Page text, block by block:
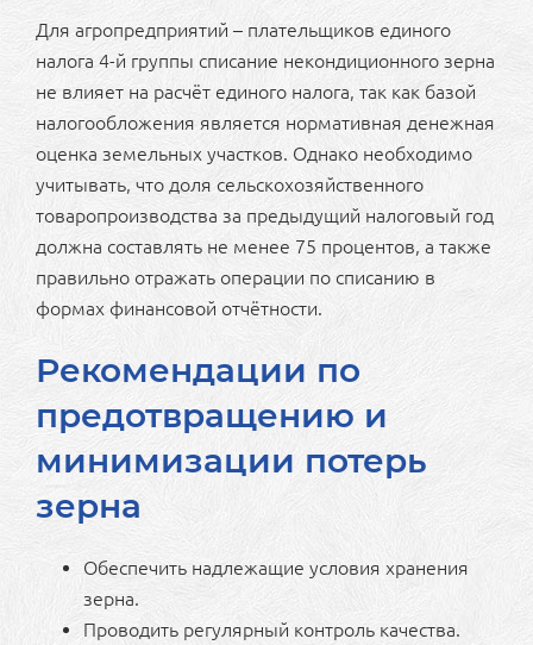
Для агропредприятий – плательщиков единого
налога 4-й группы списание некондиционного зерна
не влияет на расчёт единого налога, так как базой
налогообложения является нормативная денежная
оценка земельных участков. Однако необходимо
учитывать, что доля сельскохозяйственного
товаропроизводства за предыдущий налоговый год
должна составлять не менее 75 процентов, а также
правильно отражать операции по списанию в
формах финансовой отчётности.
Рекомендации по
предотвращению и
минимизации потерь
зерна
Обеспечить надлежащие условия хранения
зерна.
Проводить регулярный контроль качества.